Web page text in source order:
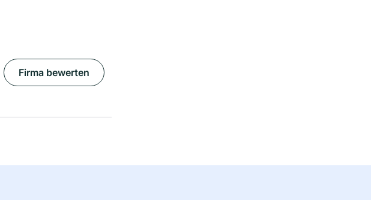
Firma bewerten